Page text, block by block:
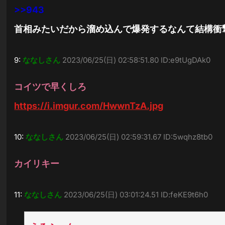
>>943
首相みたいだから溜め込んで爆発するなんて結構
9: ななしさん 2023/06/25(日) 02:58:51.80 ID:e9tUgDAk0
コイツで早くしろ
https://i.imgur.com/HwwnTzA.jpg
10: ななしさん 2023/06/25(日) 02:59:31.67 ID:5wqhz8tb0
カイリキー
11: ななしさん 2023/06/25(日) 03:01:24.51 ID:feKE9t6h0